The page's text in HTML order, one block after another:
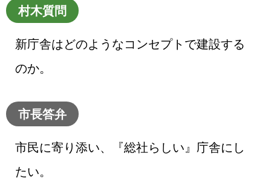
村木質問
新庁舎はどのようなコンセプトで建設する
のか。
市長答弁
市民に寄り添い、『総社らしい』庁舎にし
たい。